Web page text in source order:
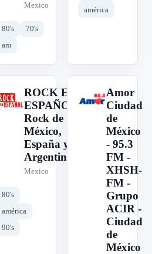
Mexico
80's
70's
am
américa
R
ROCK EN
ESPAÑOL:
Rock de
México,
España y
Argentina
Mexico
80's
américa
90's
A
Amor
Ciudad
de
México
- 95.3
FM -
XHSH-
FM -
Grupo
ACIR -
Ciudad
de
México